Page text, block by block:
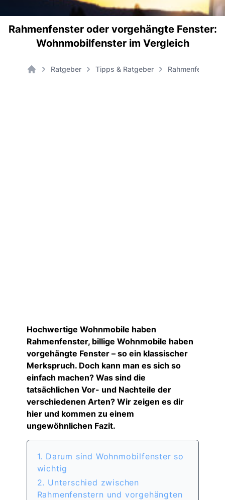
Rahmenfenster oder vorgehängte Fenster:
Wohnmobilfenster im Vergleich
Ratgeber Tipps & Ratgeber Rahmenfenster
Hochwertige Wohnmobile haben
Rahmenfenster, billige Wohnmobile haben
vorgehängte Fenster – so ein klassischer
Merkspruch. Doch kann man es sich so
einfach machen? Was sind die
tatsächlichen Vor- und Nachteile der
verschiedenen Arten? Wir zeigen es dir
hier und kommen zu einem
ungewöhnlichen Fazit.
1. Darum sind Wohnmobilfenster so
wichtig
2. Unterschied zwischen
Rahmenfenstern und vorgehängten